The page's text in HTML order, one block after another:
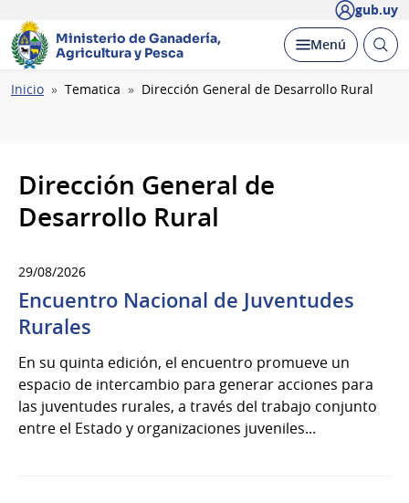
gub.uy
Ministerio de Ganadería,
Agricultura y Pesca
Desplegar
Menú Abrir
Ruta
Inicio Tematica Dirección General de Desarrollo Rural
Dirección General de
Desarrollo Rural
29/08/2026
Encuentro Nacional de Juventudes
Rurales
En su quinta edición, el encuentro promueve un
espacio de intercambio para generar acciones para
las juventudes rurales, a través del trabajo conjunto
entre el Estado y organizaciones juveniles...